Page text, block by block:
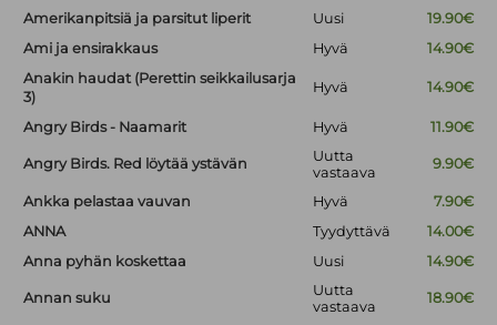
Amerikanpitsiä ja parsitut liperit Uusi
19.90€
Ami ja ensirakkaus
Hyvä
14.90€
Anakin haudat (Perettin seikkailusarja
3)
Hyvä 14.90€
Angry Birds - Naamarit Hyvä 11.90€
Angry Birds. Red löytää ystävän
Uutta
vastaava
9.90€
Ankka pelastaa vauvan Hyvä
7.90€
ANNA
Tyydyttävä
14.00€
Anna pyhän koskettaa
Uusi 14.90€
Annan suku
Uutta
vastaava
18.90€